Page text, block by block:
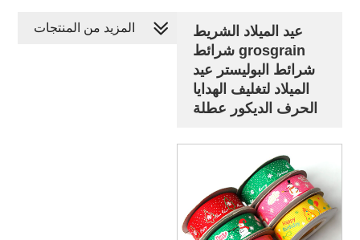
عيد الميلاد الشريط
شرائط grosgrain
شرائط البوليستر عيد
الميلاد لتغليف الهدايا
الحرف الديكور عطلة
المزيد من المنتجات